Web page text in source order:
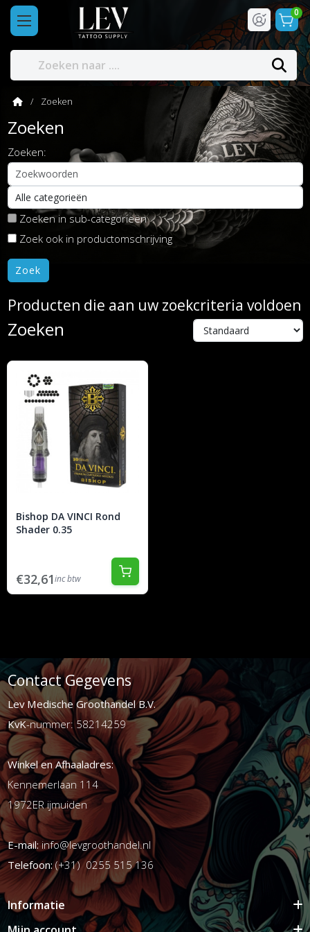
0
Zoeken
Zoeken
Zoeken:
Zoeken in sub-categorieën
Zoek ook in productomschrijving
Producten die aan uw zoekcriteria voldoen
Zoeken
Bishop DA VINCI Rond
Shader 0.35
€32,61inc btw
Contact Gegevens
Lev Medische Groothandel B.V.
KvK-nummer: 58214259
Winkel en Afhaaladres:
Kennemerlaan 114
1972ER ijmuiden
E-mail:info@levgroothandel.nl
Telefoon:(+31) 0255 515 136
Informatie